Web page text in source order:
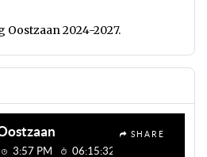
2024-2027.